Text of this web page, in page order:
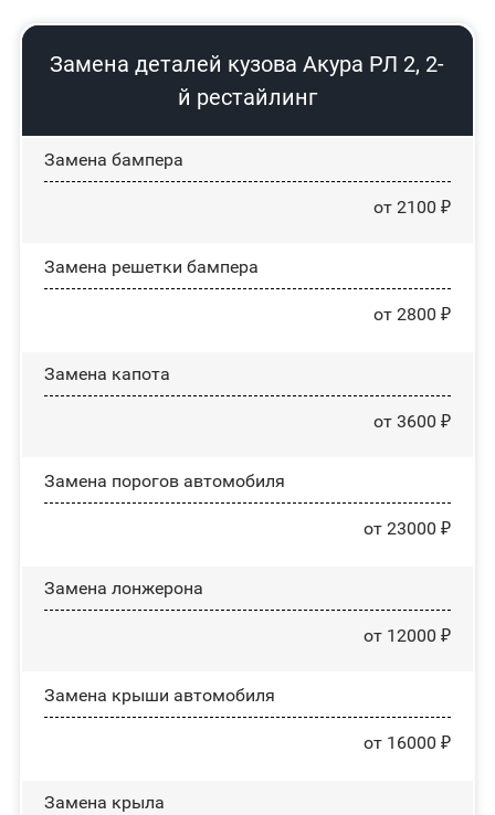
Замена деталей кузова Акура РЛ 2, 2-
й рестайлинг
Замена бампера
от 2100 ₽
Замена решетки бампера
от 2800 ₽
Замена капота
от 3600 ₽
Замена порогов автомобиля
от 23000 ₽
Замена лонжерона
от 12000 ₽
Замена крыши автомобиля
от 16000 ₽
Замена крыла